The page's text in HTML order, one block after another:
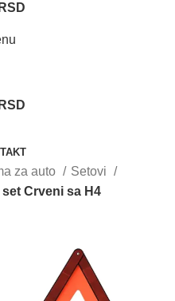
RSD
RSD
za auto
Setovi
Crveni sa H4